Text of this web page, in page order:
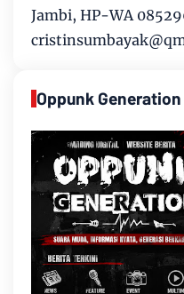
Jambi, HP-WA
Oppunk